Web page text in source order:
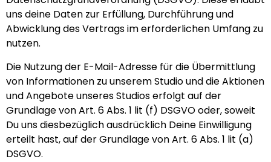
uns deine Daten zur Erfüllung, Durchführung und
Abwicklung des Vertrags im erforderlichen Umfang zu
nutzen.
Die Nutzung der E-Mail-Adresse für die Übermittlung
von Informationen zu unserem Studio und die Aktionen
und Angebote unseres Studios erfolgt auf der
Grundlage von Art. 6 Abs. 1 lit (f) DSGVO oder, soweit
Du uns diesbezüglich ausdrücklich Deine Einwilligung
erteilt hast, auf der Grundlage von Art. 6 Abs. 1 lit (a)
DSGVO.